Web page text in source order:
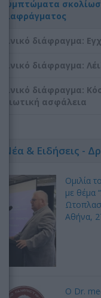
Συμπτώματα
διαφράγματος
Ρινικό διάφραγμα:
Ρινικό διάφραγμα:
Ρινικό διάφραγμα:
Ιδιωτική ασφάλεια
Νέα & Ειδήσεις -
Ομιλία
με θέμα
Αθήνα,
Ο Dr.